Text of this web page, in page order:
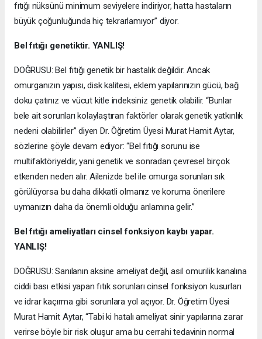
fıtığı nüksünü minimum seviyelere indiriyor, hatta hastaların
büyük çoğunluğunda hiç tekrarlamıyor” diyor.
Bel fıtığı genetiktir. YANLIŞ!
DOĞRUSU: Bel fıtığı genetik bir hastalık değildir. Ancak
omurganızın yapısı, disk kalitesi, eklem yapılarınızın gücü, bağ
doku çatınız ve vücut kitle indeksiniz genetik olabilir. “Bunlar
bele ait sorunları kolaylaştıran faktörler olarak genetik yatkınlık
nedeni olabilirler” diyen Dr. Öğretim Üyesi Murat Hamit Aytar,
sözlerine şöyle devam ediyor: “Bel fıtığı sorunu ise
multifaktöriyeldir, yani genetik ve sonradan çevresel birçok
etkenden neden alır. Ailenizde bel ile omurga sorunları sık
görülüyorsa bu daha dikkatli olmanız ve koruma önerilere
uymanızın daha da önemli olduğu anlamına gelir.”
Bel fıtığı ameliyatları cinsel fonksiyon kaybı yapar.
YANLIŞ!
DOĞRUSU: Sanılanın aksine ameliyat değil, asıl omurilik kanalına
ciddi bası etkisi yapan fıtık sorunları cinsel fonksiyon kusurları
ve idrar kaçırma gibi sorunlara yol açıyor. Dr. Öğretim Üyesi
Murat Hamit Aytar, “Tabi ki hatalı ameliyat sinir yapılarına zarar
verirse böyle bir risk oluşur ama bu cerrahi tedavinin normal